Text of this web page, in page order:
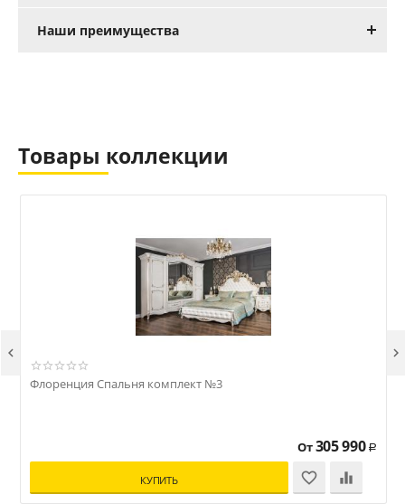
Наши преимущества
Товары коллекции
Флоренция Спальня комплект №3
От305 990 Р
КУПИТЬ
 